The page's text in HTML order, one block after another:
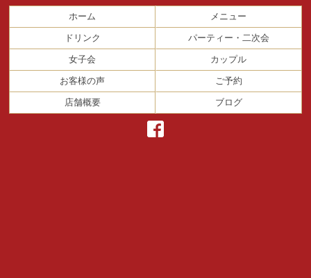
ホーム メニュー
ドリンク パーティー・二次会
女子会 カップル
お客様の声 ご予約
店舗概要 ブログ